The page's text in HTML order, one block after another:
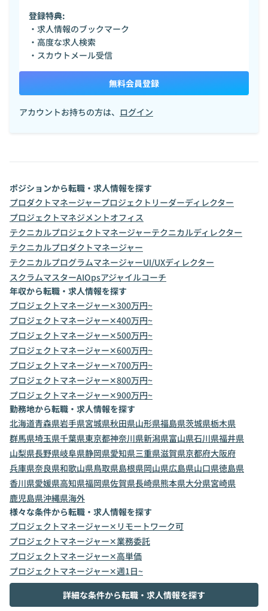
登録特典:
・求人情報のブックマーク
・高度な求人検索
・スカウトメール受信
無料会員登録
アカウントお持ちの方は、 ログイン
ポジションから転職・求人情報を探す
プロダクトマネージャープロジェクトリーダーディレクター
プロジェクトマネジメントオフィス
テクニカルプロジェクトマネージャーテクニカルディレクター
テクニカルプロダクトマネージャー
テクニカルプログラムマネージャーUI/UXディレクター
スクラムマスターAIOpsアジャイルコーチ
年収から転職・求人情報を探す
プロジェクトマネージャー✕300万円~
プロジェクトマネージャー✕400万円~
プロジェクトマネージャー✕500万円~
プロジェクトマネージャー✕600万円~
プロジェクトマネージャー✕700万円~
プロジェクトマネージャー✕800万円~
プロジェクトマネージャー✕900万円~
勤務地から転職・求人情報を探す
北海道青森県岩手県宮城県秋田県山形県福島県茨城県栃木県
群馬県埼玉県千葉県東京都神奈川県新潟県富山県石川県福井県
山梨県長野県岐阜県静岡県愛知県三重県滋賀県京都府大阪府
兵庫県奈良県和歌山県鳥取県島根県岡山県広島県山口県徳島県
香川県愛媛県高知県福岡県佐賀県長崎県熊本県大分県宮崎県
鹿児島県沖縄県海外
様々な条件から転職・求人情報を探す
プロジェクトマネージャー✕リモートワーク可
プロジェクトマネージャー✕業務委託
プロジェクトマネージャー✕高単価
プロジェクトマネージャー✕週1日~
詳細な条件から転職・求人情報を探す